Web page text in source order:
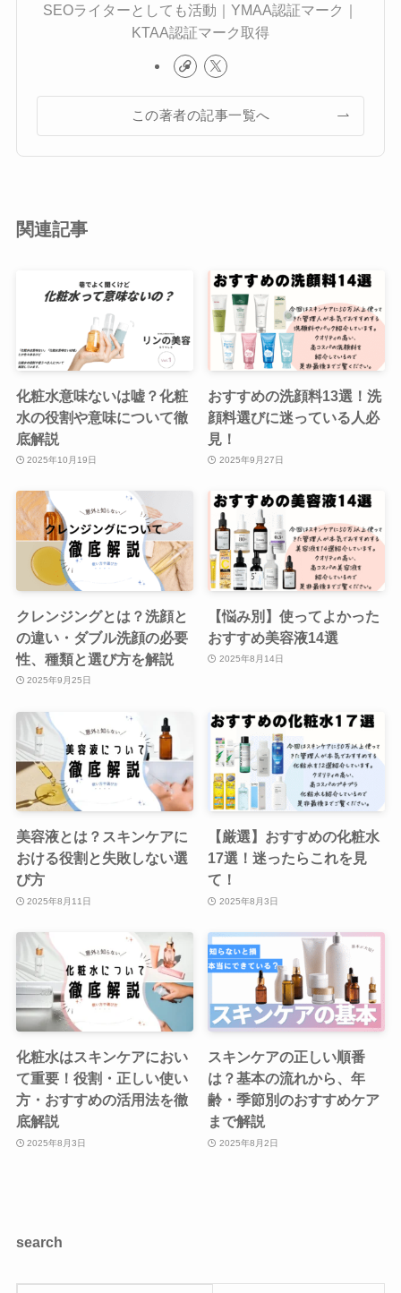
SEOライターとしても活動｜YMAA認証マーク｜
KTAA認証マーク取得
この著者の記事一覧へ
関連記事
化粧水意味ないは嘘？化粧
水の役割や意味について徹
底解説
2025年10月19日
おすすめの洗顔料13選！洗
顔料選びに迷っている人必
見！
2025年9月27日
クレンジングとは？洗顔と
の違い・ダブル洗顔の必要
性、種類と選び方を解説
2025年9月25日
【悩み別】使ってよかった
おすすめ美容液14選
2025年8月14日
美容液とは？スキンケアに
おける役割と失敗しない選
び方
2025年8月11日
【厳選】おすすめの化粧水
17選！迷ったらこれを見
て！
2025年8月3日
化粧水はスキンケアにおい
て重要！役割・正しい使い
方・おすすめの活用法を徹
底解説
2025年8月3日
スキンケアの正しい順番
は？基本の流れから、年
齢・季節別のおすすめケア
まで解説
2025年8月2日
search